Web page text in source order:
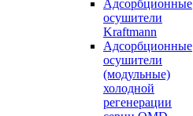
Адсорбционные
осушители
Kraftmann
Адсорбционные
осушители
(модульные)
холодной
регенерации